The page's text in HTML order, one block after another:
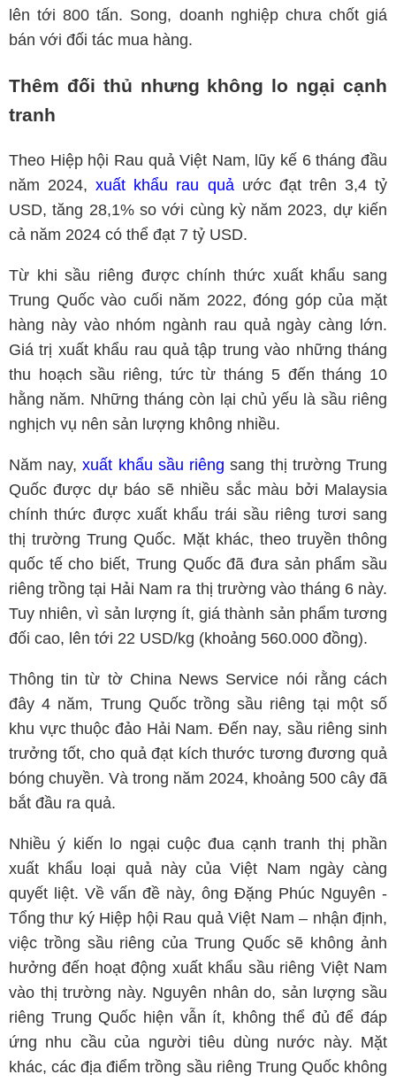
lên tới 800 tấn. Song, doanh nghiệp chưa chốt giá
bán với đối tác mua hàng.
Thêm đối thủ nhưng không lo ngại cạnh
tranh
Theo Hiệp hội Rau quả Việt Nam, lũy kế 6 tháng đầu
năm 2024,xuất khẩu rau quảước đạt trên 3,4 tỷ
USD, tăng 28,1% so với cùng kỳ năm 2023, dự kiến
cả năm 2024 có thể đạt 7 tỷ USD.
Từ khi sầu riêng được chính thức xuất khẩu sang
Trung Quốc vào cuối năm 2022, đóng góp của mặt
hàng này vào nhóm ngành rau quả ngày càng lớn.
Giá trị xuất khẩu rau quả tập trung vào những tháng
thu hoạch sầu riêng, tức từ tháng 5 đến tháng 10
hằng năm. Những tháng còn lại chủ yếu là sầu riêng
nghịch vụ nên sản lượng không nhiều.
Năm nay,xuất khẩu sầu riêng sang thị trường Trung
Quốc được dự báo sẽ nhiều sắc màu bởi Malaysia
chính thức được xuất khẩu trái sầu riêng tươi sang
thị trường Trung Quốc. Mặt khác, theo truyền thông
quốc tế cho biết, Trung Quốc đã đưa sản phẩm sầu
riêng trồng tại Hải Nam ra thị trường vào tháng 6 này.
Tuy nhiên, vì sản lượng ít, giá thành sản phẩm tương
đối cao, lên tới 22 USD/kg (khoảng 560.000 đồng).
Thông tin từ tờ China News Service nói rằng cách
đây 4 năm, Trung Quốc trồng sầu riêng tại một số
khu vực thuộc đảo Hải Nam. Đến nay, sầu riêng sinh
trưởng tốt, cho quả đạt kích thước tương đương quả
bóng chuyền. Và trong năm 2024, khoảng 500 cây đã
bắt đầu ra quả.
Nhiều ý kiến lo ngại cuộc đua cạnh tranh thị phần
xuất khẩu loại quả này của Việt Nam ngày càng
quyết liệt. Về vấn đề này, ông Đặng Phúc Nguyên -
Tổng thư ký Hiệp hội Rau quả Việt Nam – nhận định,
việc trồng sầu riêng của Trung Quốc sẽ không ảnh
hưởng đến hoạt động xuất khẩu sầu riêng Việt Nam
vào thị trường này. Nguyên nhân do, sản lượng sầu
riêng Trung Quốc hiện vẫn ít, không thể đủ để đáp
ứng nhu cầu của người tiêu dùng nước này. Mặt
khác, các địa điểm trồng sầu riêng Trung Quốc không